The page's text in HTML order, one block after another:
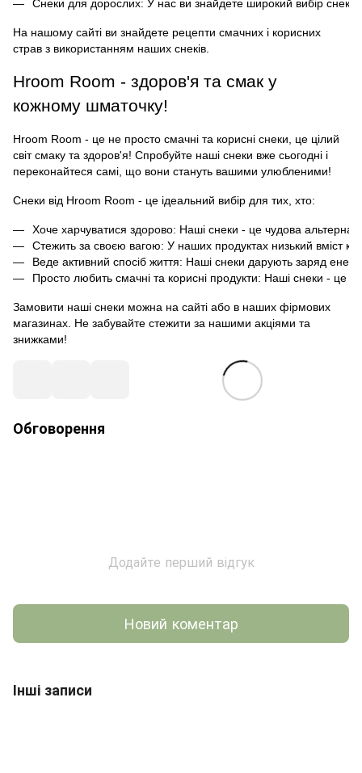
Снеки для дорослих: У нас ви знайдете широкий вибір снеків
На нашому сайті ви знайдете рецепти смачних і корисних
страв з використанням наших снеків.
Hroom Room - здоров'я та смак у
кожному шматочку!
Hroom Room - це не просто смачні та корисні снеки, це цілий
світ смаку та здоров'я! Спробуйте наші снеки вже сьогодні і
переконайтеся самі, що вони стануть вашими улюбленими!
Снеки від Hroom Room - це ідеальний вибір для тих, хто:
Хоче харчуватися здорово: Наші снеки - це чудова
Стежить за своєю вагою: У наших продуктах низький вміст
Веде активний спосіб життя: Наші снеки дарують заряд
Просто любить смачні та корисні продукти: Наші снеки - це
Замовити наші снеки можна на сайті або в наших фірмових
магазинах. Не забувайте стежити за нашими акціями та
знижками!
Обговорення
Додайте перший відгук
Новий коментар
Інші записи